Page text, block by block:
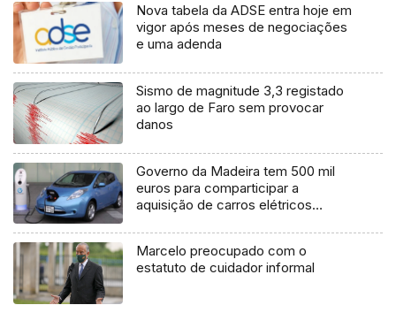
Nova tabela da ADSE entra hoje em
vigor após meses de negociações
e uma adenda
Sismo de magnitude 3,3 registado
ao largo de Faro sem provocar
danos
Governo da Madeira tem 500 mil
euros para comparticipar a
aquisição de carros elétricos
Marcelo preocupado com o
estatuto de cuidador informal